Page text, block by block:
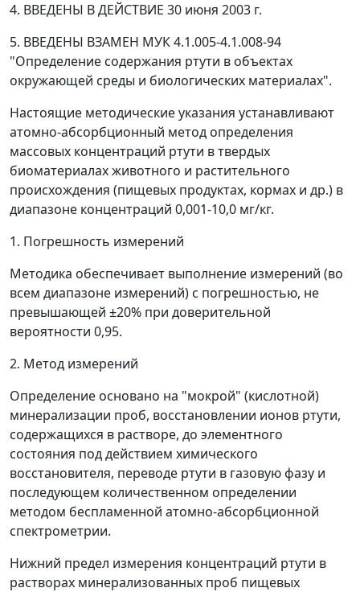
4. ВВЕДЕНЫ В ДЕЙСТВИЕ 30 июня 2003 г.
5. ВВЕДЕНЫ ВЗАМЕН МУК 4.1.005-4.1.008-94
"Определение содержания ртути в объектах
окружающей среды и биологических материалах".
Настоящие методические указания устанавливают
атомно-абсорбционный метод определения
массовых концентраций ртути в твердых
биоматериалах животного и растительного
происхождения (пищевых продуктах, кормах и др.) в
диапазоне концентраций 0,001-10,0 мг/кг.
1. Погрешность измерений
Методика обеспечивает выполнение измерений (во
всем диапазоне измерений) с погрешностью, не
превышающей ±20% при доверительной
вероятности 0,95.
2. Метод измерений
Определение основано на "мокрой" (кислотной)
минерализации проб, восстановлении ионов ртути,
содержащихся в растворе, до элементного
состояния под действием химического
восстановителя, переводе ртути в газовую фазу и
последующем количественном определении
методом беспламенной атомно-абсорбционной
спектрометрии.
Нижний предел измерения концентраций ртути в
растворах минерализованных проб пищевых